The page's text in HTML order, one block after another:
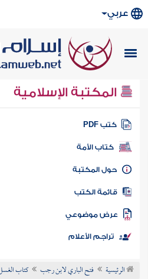
عربي
المكتبة الإسلامية
كتب PDF
كتاب الأمة
المكتبة
الكتب
موضوعي
تراجم الأعلام
الرئيسية فتح الباري لابن رجب كتاب